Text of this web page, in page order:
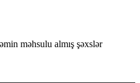
məhsulu almış şəxslər